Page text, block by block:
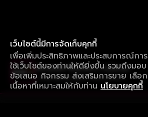
เว็บไซต์นี้มีการจัดเก็บคุกกี้
เพื่อเพิ่มประสิทธิภาพและประสบการณ์การ
ใช้เว็บไซต์ของท่านให้ดียิ่งขึ้น รวมถึงมอบ
ข้อเสนอ กิจกรรม ส่งเสริมการขาย เลือก
เนื้อหาที่เหมาะสมให้กับท่าน นโยบายคุกกี้
ใช้งานแอป ลื่นไหลกว่า ไม่มีสะดุด
ดาวน์โหลดแอปเพื่อการรับชมที่ดีกว่า